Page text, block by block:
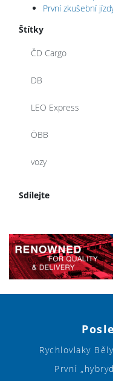
První zkušební
Štítky
ČD Cargo
DB
LEO Express
ÖBB
vozy
Sdílejte
Rychlovlaky
První